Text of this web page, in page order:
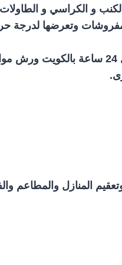
و الكراسي و
وتعرضها لدرجة
عبر شركة تنظيف المنازل في القرين نقوم بتعقيم منازل 24 ساعة
المنازل والمطاعم